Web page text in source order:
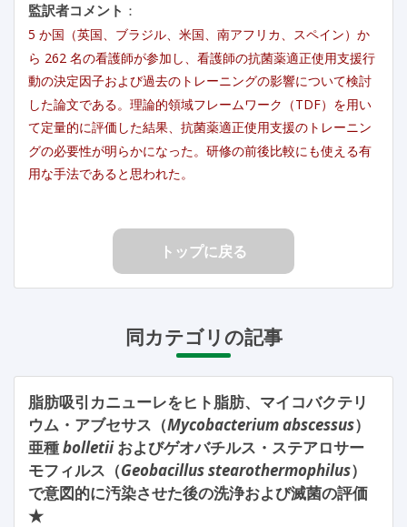
監訳者コメント ：
5 か国（英国、ブラジル、米国、南アフリカ、スペイン）か
ら 262 名の看護師が参加し、看護師の抗菌薬適正使用支援行
動の決定因子および過去のトレーニングの影響について検討
した論文である。理論的領域フレームワーク（TDF）を用い
て定量的に評価した結果、抗菌薬適正使用支援のトレーニン
グの必要性が明らかになった。研修の前後比較にも使える有
用な手法であると思われた。
トップに戻る
同カテゴリの記事
脂肪吸引カニューレをヒト脂肪、マイコバクテリ
ウム・アブセサス（Mycobacterium abscessus）
亜種bolletiiおよびゲオバチルス・ステアロサー
モフィルス（Geobacillus stearothermophilus）
で意図的に汚染させた後の洗浄および滅菌の評価
★